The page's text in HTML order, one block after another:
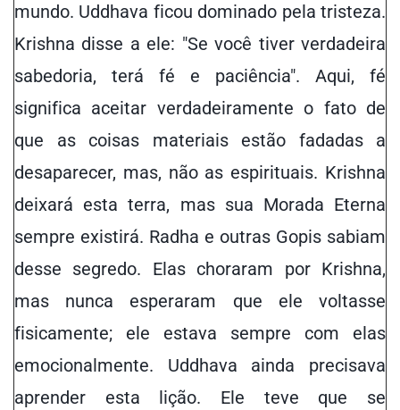
mundo. Uddhava ficou dominado pela tristeza.
Krishna disse a ele: "Se você tiver verdadeira
sabedoria, terá fé e paciência". Aqui, fé
significa aceitar verdadeiramente o fato de
que as coisas materiais estão fadadas a
desaparecer, mas, não as espirituais. Krishna
deixará esta terra, mas sua Morada Eterna
sempre existirá. Radha e outras Gopis sabiam
desse segredo. Elas choraram por Krishna,
mas nunca esperaram que ele voltasse
fisicamente; ele estava sempre com elas
emocionalmente. Uddhava ainda precisava
aprender esta lição. Ele teve que se